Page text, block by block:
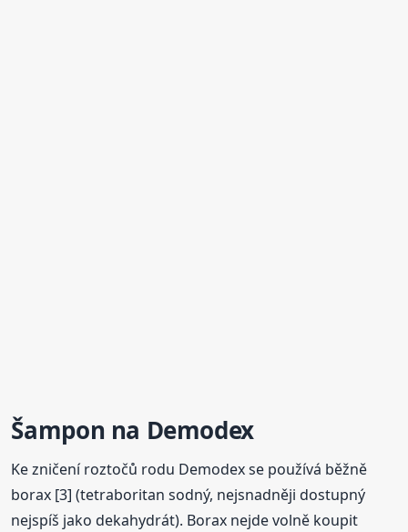
Šampon na Demodex
Ke zničení roztočů rodu Demodex se používá běžně
borax [3] (tetraboritan sodný, nejsnadněji dostupný
nejspíš jako dekahydrát). Borax nejde volně koupit